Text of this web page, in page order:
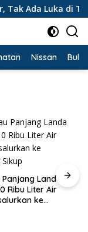
Ada Luka di
Nissan
Landa
Ribu Liter Air
ke